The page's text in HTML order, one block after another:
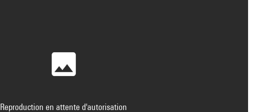
Reproduction en attente d'autorisation